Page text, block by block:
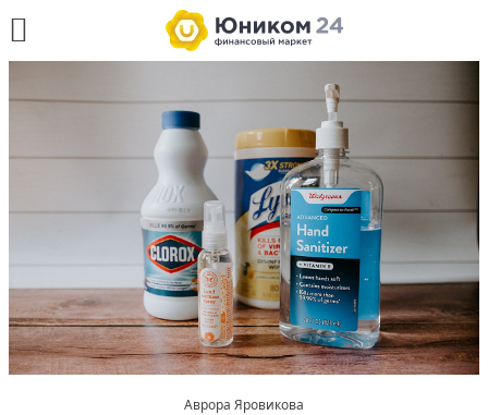
Аврора Яровикова